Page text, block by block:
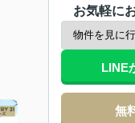
お気軽に
LINE
無